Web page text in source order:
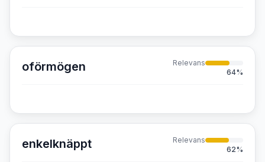
oförmögen
Relevans
64%
enkelknäppt
Relevans
62%